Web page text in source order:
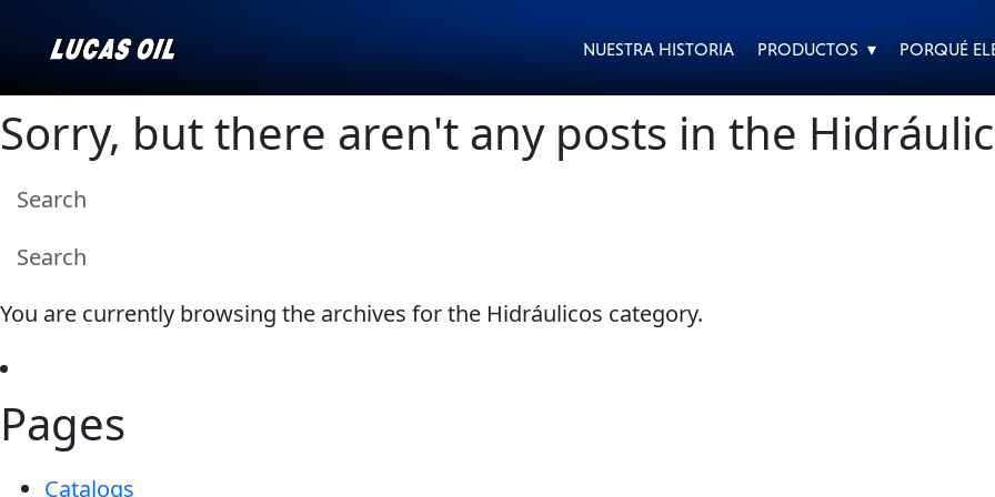
NUESTRA HISTORIA PRODUCTOS ▾ PORQUÉ
Our Story
Productos ▾
Navegar por tipo
Porqué elegir a Lucas
Sorry, but there aren't any posts in the
You are currently browsing the archives for the Hidráulicos category.
Pages
Catalogs